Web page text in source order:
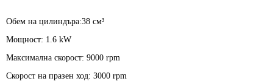
Обем на цилиндъра:38 см³
Мощност: 1.6 kW
Максимална скорост: 9000 rpm
Скорост на празен ход: 3000 rpm